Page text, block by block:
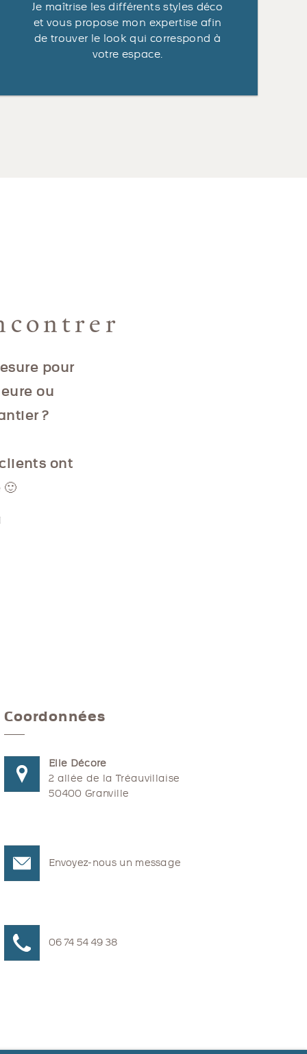
Je maîtrise les différents styles déco
et vous propose mon expertise afin
de trouver le look qui correspond à
votre espace.
pour
ou
?
ont
Coordonnées
Elle Décore
2 allée de la Tréauvillaise
50400 Granville
Envoyez-nous un message
06 74 54 49 38